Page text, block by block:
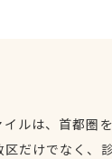
ルは、首都圏
区だけでなく、